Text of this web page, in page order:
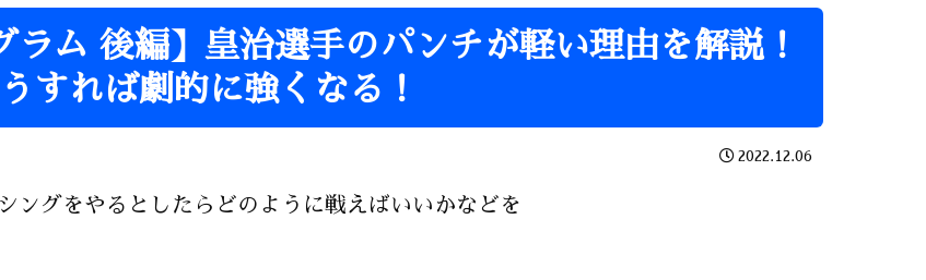
ラム 後編】皇治選手のパンチが軽い理由を解説！
すれば劇的に強くなる！
2022.12.06
ングをやるとしたらどのように戦えばいいかなどを